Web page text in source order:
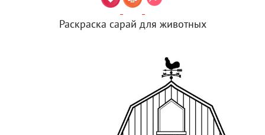
Раскраска сарай для животных